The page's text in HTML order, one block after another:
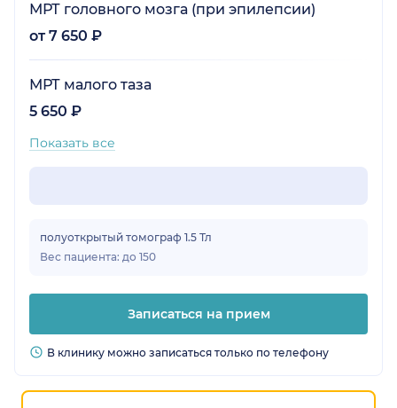
МРТ головного мозга (при эпилепсии)
от 7 650 ₽
МРТ малого таза
5 650 ₽
Показать все
полуоткрытый томограф 1.5 Тл
Вес пациента: до 150
Записаться на прием
В клинику можно записаться только по телефону